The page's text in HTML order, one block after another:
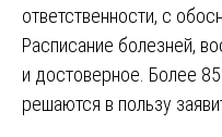
ответственности, с
Расписание болезней,
и достоверное. Более
решаются в пользу